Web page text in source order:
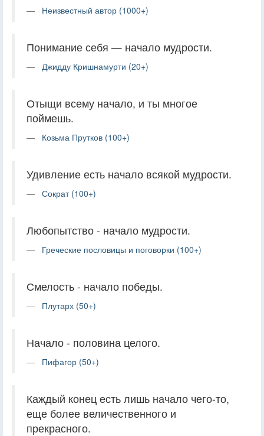
Неизвестный автор (1000+)
Понимание себя — начало мудрости.
Джидду Кришнамурти (20+)
Отыщи всему начало, и ты многое
поймешь.
Козьма Прутков (100+)
Удивление есть начало всякой мудрости.
Сократ (100+)
Любопытство - начало мудрости.
Греческие пословицы и поговорки (100+)
Смелость - начало победы.
Плутарх (50+)
Начало - половина целого.
Пифагор (50+)
Каждый конец есть лишь начало чего-то,
еще более величественного и
прекрасного.